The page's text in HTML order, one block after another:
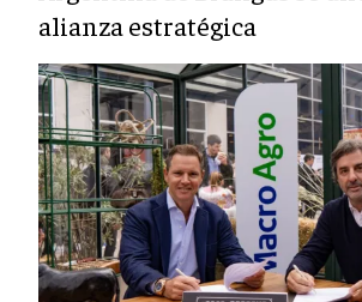
alianza estratégica